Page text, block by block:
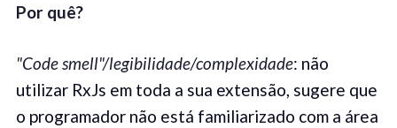
Por quê?
"Code smell"/legibilidade/complexidade: não
utilizar RxJs em toda a sua extensão, sugere que
o programador não está familiarizado com a área